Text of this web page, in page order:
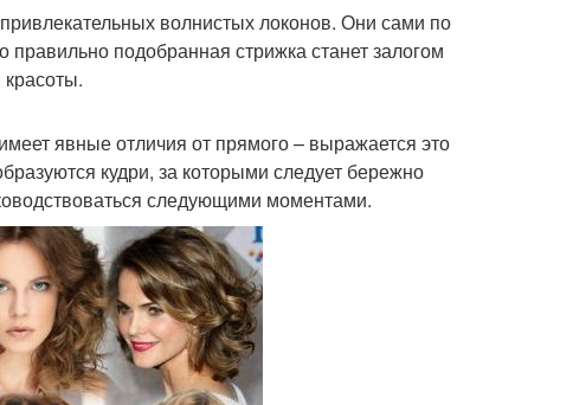
Стрижки для кудрявых
волос
волнистых локонов. Они сами по
подобранная стрижка станет залогом
явные отличия от прямого – выражается это
кудри, за которыми следует бережно
следующими моментами.